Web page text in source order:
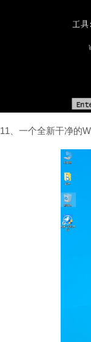
11、一个全新干净的